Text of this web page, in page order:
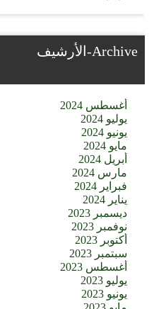
Archive-الأرشيف
أغسطس 2024
يوليو 2024
يونيو 2024
مايو 2024
أبريل 2024
مارس 2024
فبراير 2024
يناير 2024
ديسمبر 2023
نوفمبر 2023
أكتوبر 2023
سبتمبر 2023
أغسطس 2023
يوليو 2023
يونيو 2023